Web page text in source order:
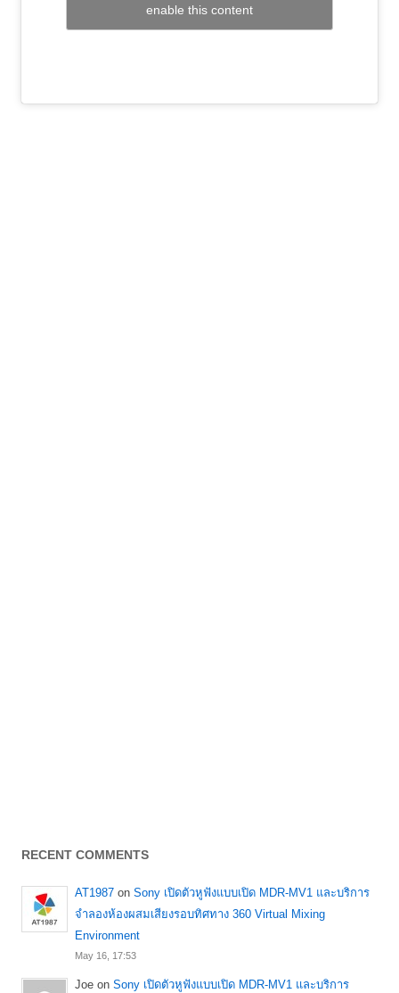
enable this content
RECENT COMMENTS
AT1987 on Sony เปิดตัวหูฟังแบบเปิด MDR-MV1 และบริการ
จำลองห้องผสมเสียงรอบทิศทาง 360 Virtual Mixing
Environment
May 16, 17:53
Joe on Sony เปิดตัวหูฟังแบบเปิด MDR-MV1 และบริการ